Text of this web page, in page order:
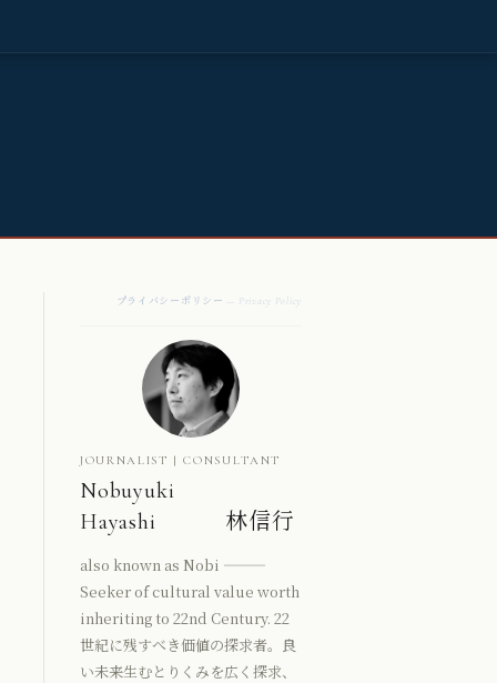
プライバシーポリシー — Privacy Policy
JOURNALIST | CONSULTANT
Nobuyuki
Hayashi 林信行
also known as Nobi ———
Seeker of cultural value worth
inheriting to 22nd Century. 22
世紀に残すべき価値の探求者。良
い未来生むとりくみを広く探求、